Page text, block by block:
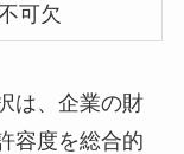
可欠
は、企業の財
容度を総合的